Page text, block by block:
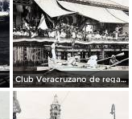
Club Veracruzano de regatas.